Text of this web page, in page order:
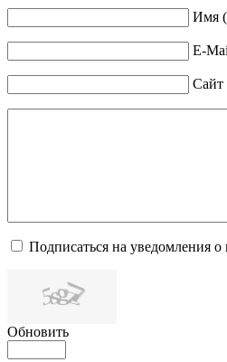
Имя
E-
Сайт
Подписаться на уведомления
Обновить